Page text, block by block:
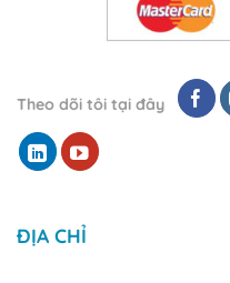
Theo dõi tôi tại đây
ĐỊA CHỈ